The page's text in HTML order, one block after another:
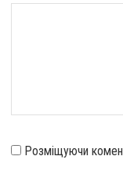
Розміщуючи